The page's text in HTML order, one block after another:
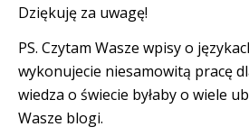
Dziękuję za uwagę!
PS. Czytam Wasze wpisy o
wykonujecie niesamowitą pracę
wiedza o świecie byłaby o wiele
Wasze blogi.